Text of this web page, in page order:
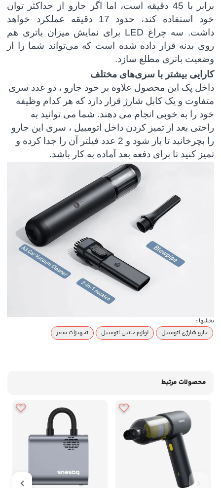
برابر با 45 دقیقه است، اما اگر جارو از حداکثر توان
خود استفاده کند،
حدود 17 دقیقه
عملکرد خواهد
داشت. سه چراغ
برای نمایش میزان باتری هم
روی بدنه قرار داده شده است که می‌تواند شما را از
وضعیت باتری مطلع سازد.
کارایی بیشتر با سری‌های مختلف
داخل پک این محصول علاوه بر خود جارو ، دو عدد سری
متفاوت و یک کابل شارژ قرار دارد که هر کدام وظیفه
خود را به خوبی انجام می دهند. شما می توانید به
راحتی بعد از تمیز کردن داخل اتومبیل ، سری این جارو
را بچرخانید تا باز شود و 2 عدد فیلتر آن را جدا کرده و
تمیز کنید تا برای دفعه بعد آماده به کار باشد.
بخشها :
جارو شارژی اتومبیل
لوازم جانبی اتومبیل تجهیزات سفر
محصولات مرتبط